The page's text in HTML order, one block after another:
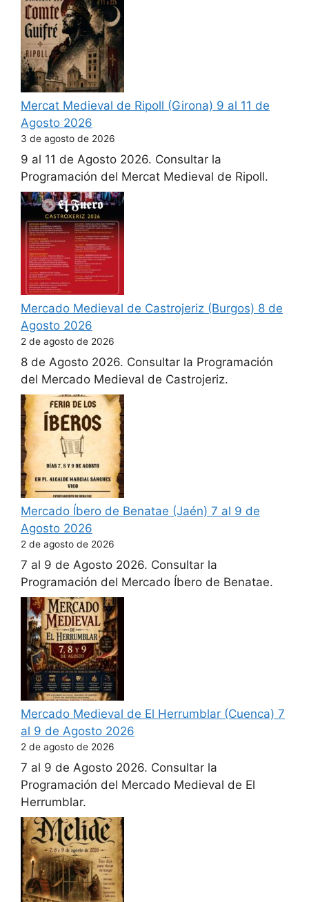
Mercat Medieval de Ripoll (Girona) 9 al 11 de
Agosto 2026
3 de agosto de 2026
9 al 11 de Agosto 2026. Consultar la
Programación del Mercat Medieval de Ripoll.
Mercado Medieval de Castrojeriz (Burgos) 8 de
Agosto 2026
2 de agosto de 2026
8 de Agosto 2026. Consultar la Programación
del Mercado Medieval de Castrojeriz.
Mercado Íbero de Benatae (Jaén) 7 al 9 de
Agosto 2026
2 de agosto de 2026
7 al 9 de Agosto 2026. Consultar la
Programación del Mercado Íbero de Benatae.
Mercado Medieval de El Herrumblar (Cuenca) 7
al 9 de Agosto 2026
2 de agosto de 2026
7 al 9 de Agosto 2026. Consultar la
Programación del Mercado Medieval de El
Herrumblar.